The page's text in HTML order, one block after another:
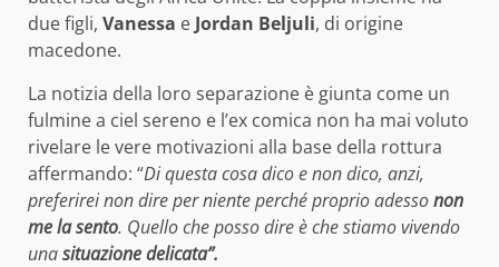
due figli, Vanessa e Jordan Beljuli, di origine
macedone.
La notizia della loro separazione è giunta come un
fulmine a ciel sereno e l’ex comica non ha mai voluto
rivelare le vere motivazioni alla base della rottura
affermando: “Di questa cosa dico e non dico, anzi,
preferirei non dire per niente perché proprio adessonon
me la sento. Quello che posso dire è che stiamo vivendo
unasituazione delicata”.